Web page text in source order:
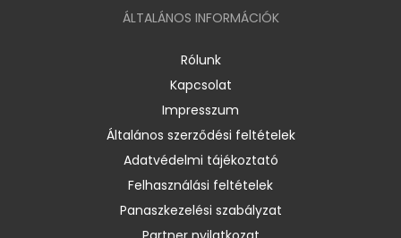
ÁLTALÁNOS INFORMÁCIÓK
Rólunk
Kapcsolat
Impresszum
Általános szerződési feltételek
Adatvédelmi tájékoztató
Felhasználási feltételek
Panaszkezelési szabályzat